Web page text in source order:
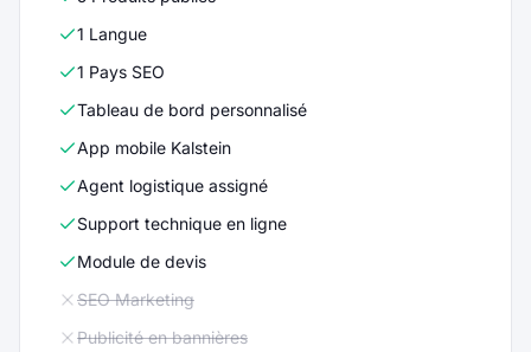
1 Langue
1 Pays SEO
Tableau de bord personnalisé
App mobile Kalstein
Agent logistique assigné
Support technique en ligne
Module de devis
SEO Marketing
Publicité en bannières